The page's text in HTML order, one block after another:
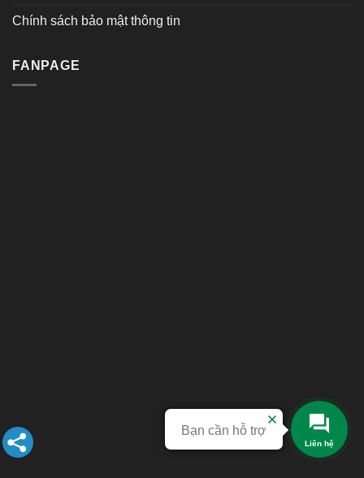
Chính sách bảo mật thông tin
FANPAGE
Liên hệ
Bạn cần hỗ trợ